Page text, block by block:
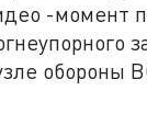
-момент
обороны